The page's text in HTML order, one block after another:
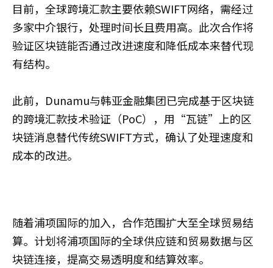
目前，全球跨境汇款主要依赖SWIFT网络，需经过
多家中介银行，处理时间长且费用高。此次合作将
验证区块链能否通过改进速度和降低成本来替代现
有结构。
此前，Dunamu与韩亚金融集团已完成基于区块链
的跨境汇款技术验证（PoC），用“瓦链”上的区
块链消息替代传统SWIFT方式，确认了处理速度和
成本的改进。
随着浦项国际的加入，合作范围扩大至全球贸易结
算。计划将浦项国际的全球供应链和贸易数据与区
块链连接，提高交易透明度和结算效率。